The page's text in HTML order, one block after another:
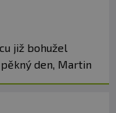
již bohužel
den, Martin